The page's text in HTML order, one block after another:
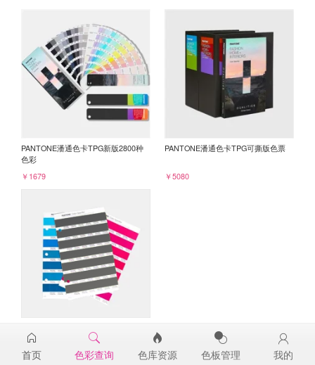
PANTONE潘通色卡TPG新版2800种
色彩
￥1679
PANTONE潘通色卡TPG可撕版色票
￥5080
19-0205TPG
￥98
首页 色彩查询 色库资源 色板管理 我的